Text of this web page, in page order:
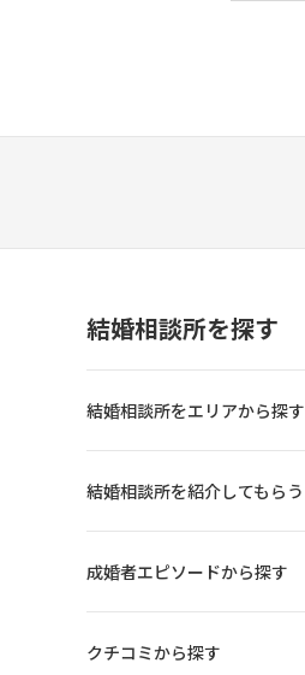
結婚相談所を探す
結婚相談所をエリアから探す
結婚相談所を紹介してもらう
成婚者エピソードから探す
クチコミから探す